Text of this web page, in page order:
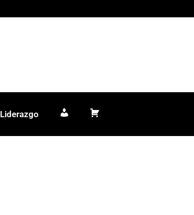
Liderazgo Mi cuentaCarrito